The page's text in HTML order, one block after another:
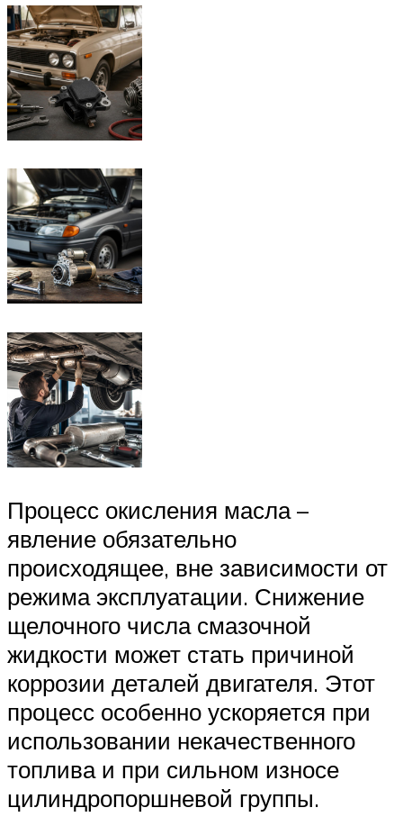
Процесс окисления масла –
явление обязательно
происходящее, вне зависимости от
режима эксплуатации. Снижение
щелочного числа смазочной
жидкости может стать причиной
коррозии деталей двигателя. Этот
процесс особенно ускоряется при
использовании некачественного
топлива и при сильном износе
цилиндропоршневой группы.